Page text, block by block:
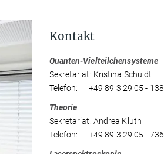
Kontakt
Quanten-Vielteilchensysteme
Sekretariat: Kristina Schuldt
Telefon: +49 89 3 29 05 - 138
Theorie
Sekretariat: Andrea Kluth
Telefon: +49 89 3 29 05 - 736